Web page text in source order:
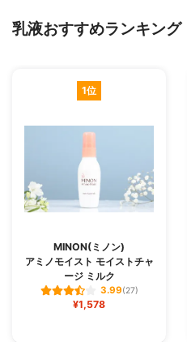
乳液おすすめランキング
1位
MINON(ミノン)
アミノモイスト モイストチャ
ージ ミルク
3.99(27)
¥1,578